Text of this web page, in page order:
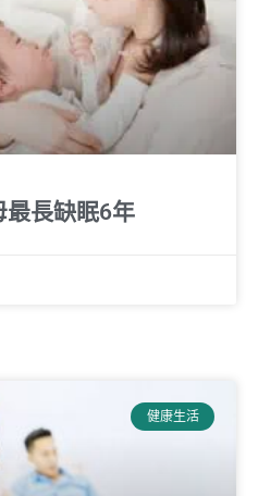
最長缺眠6年
健康生活